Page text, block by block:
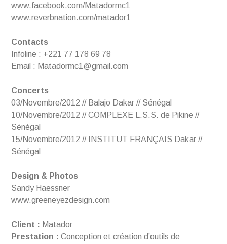
www.facebook.com/Matadormc1
www.reverbnation.com/matador1
Contacts
Infoline : +221 77 178 69 78
Email : Matadormc1@gmail.com
Concerts
03/Novembre/2012 // Balajo Dakar // Sénégal
10/Novembre/2012 // COMPLEXE L.S.S. de Pikine //
Sénégal
15/Novembre/2012 // INSTITUT FRANÇAIS Dakar //
Sénégal
Design & Photos
Sandy Haessner
www.greeneyezdesign.com
Client : Matador
Prestation : Conception et création d’outils de